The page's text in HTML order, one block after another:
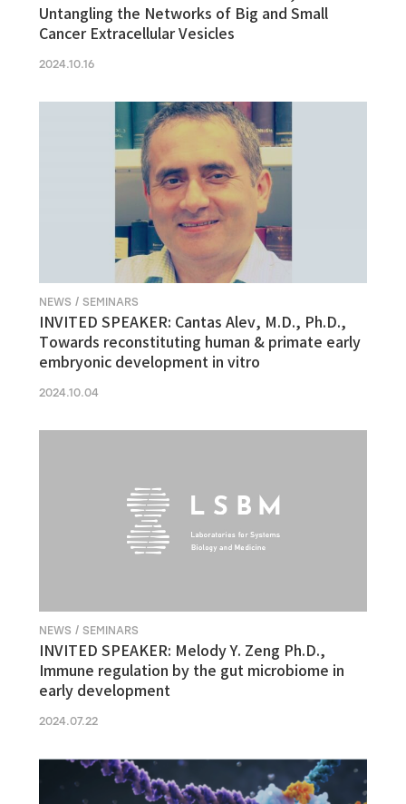
Untangling the Networks of Big and Small
Cancer Extracellular Vesicles
2024.10.16
NEWS / SEMINARS
INVITED SPEAKER: Cantas Alev, M.D., Ph.D.,
Towards reconstituting human & primate early
embryonic development in vitro
2024.10.04
NEWS / SEMINARS
INVITED SPEAKER: Melody Y. Zeng Ph.D.,
Immune regulation by the gut microbiome in
early development
2024.07.22